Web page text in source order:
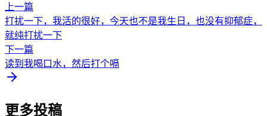
上一篇
打扰一下，我活的很好，今天也不是我生日，也没有抑郁症，
就纯打扰一下
下一篇
读到我喝口水，然后打个嗝
更多投稿